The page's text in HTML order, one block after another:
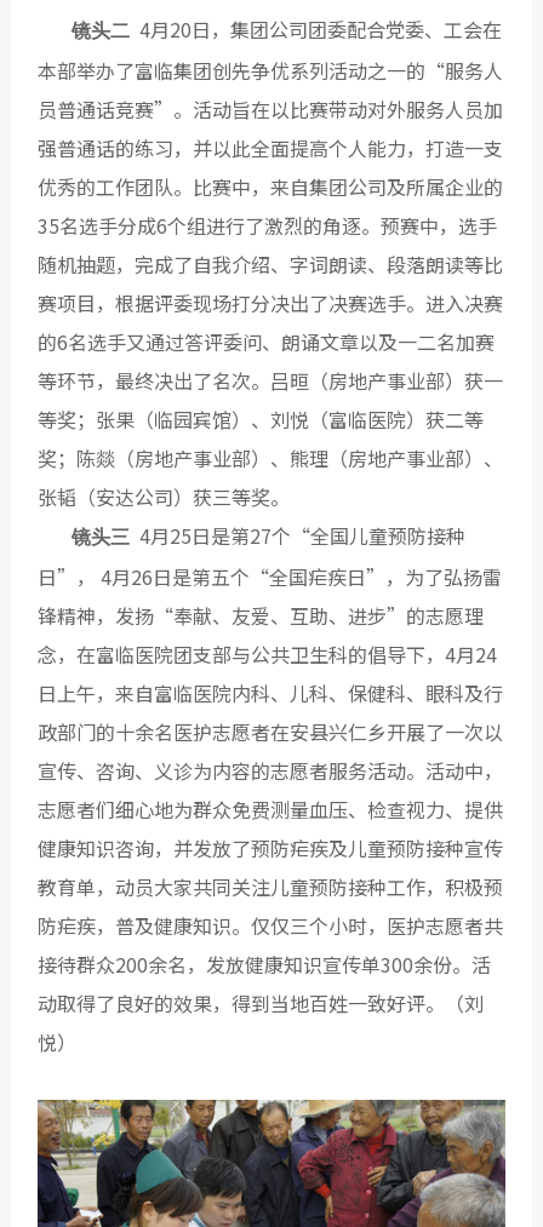
镜头二 4月20日，集团公司团委配合党委、工会在
本部举办了富临集团创先争优系列活动之一的“服务人
员普通话竞赛”。活动旨在以比赛带动对外服务人员加
强普通话的练习，并以此全面提高个人能力，打造一支
优秀的工作团队。比赛中，来自集团公司及所属企业的
35名选手分成6个组进行了激烈的角逐。预赛中，选手
随机抽题，完成了自我介绍、字词朗读、段落朗读等比
赛项目，根据评委现场打分决出了决赛选手。进入决赛
的6名选手又通过答评委问、朗诵文章以及一二名加赛
等环节，最终决出了名次。吕晅（房地产事业部）获一
等奖；张果（临园宾馆）、刘悦（富临医院）获二等
奖；陈燚（房地产事业部）、熊理（房地产事业部）、
张韬（安达公司）获三等奖。
镜头三 4月25日是第27个“全国儿童预防接种
日”， 4月26日是第五个“全国疟疾日”，为了弘扬雷
锋精神，发扬“奉献、友爱、互助、进步”的志愿理
念，在富临医院团支部与公共卫生科的倡导下，4月24
日上午，来自富临医院内科、儿科、保健科、眼科及行
政部门的十余名医护志愿者在安县兴仁乡开展了一次以
宣传、咨询、义诊为内容的志愿者服务活动。活动中，
志愿者们细心地为群众免费测量血压、检查视力、提供
健康知识咨询，并发放了预防疟疾及儿童预防接种宣传
教育单，动员大家共同关注儿童预防接种工作，积极预
防疟疾，普及健康知识。仅仅三个小时，医护志愿者共
接待群众200余名，发放健康知识宣传单300余份。活
动取得了良好的效果，得到当地百姓一致好评。（刘
悦）